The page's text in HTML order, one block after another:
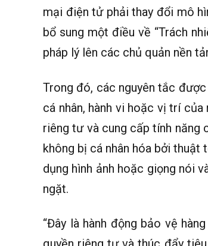
mại điện tử phải thay đổi mô
bổ sung một điều về “Trách
pháp lý lên các chủ quản nền
Trong đó, các nguyên tắc
cá nhân, hành vi hoặc vị trí
riêng tư và cung cấp tính năng
không bị cá nhân hóa bởi
dụng hình ảnh hoặc giọng nói
ngặt.
“Đây là hành động bảo vệ